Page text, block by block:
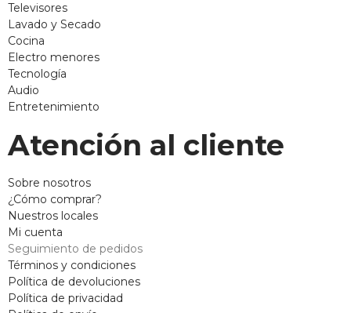
Televisores
Lavado y Secado
Cocina
Electro menores
Tecnología
Audio
Entretenimiento
Atención al cliente
Sobre nosotros
¿Cómo comprar?
Nuestros locales
Mi cuenta
Seguimiento de pedidos
Términos y condiciones
Política de devoluciones
Política de privacidad